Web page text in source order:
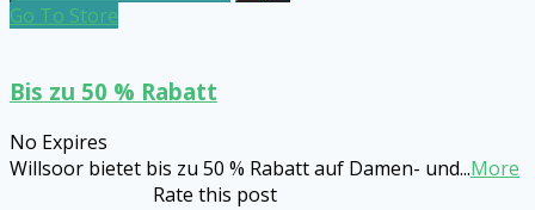
Go To Store
Bis zu 50 % Rabatt
No Expires
Willsoor bietet bis zu 50 % Rabatt auf Damen- und...More
Rate this post